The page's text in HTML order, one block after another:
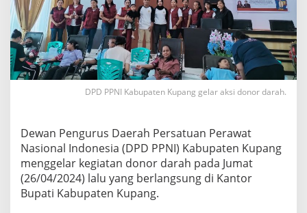
DPD PPNI Kabupaten Kupang gelar aksi donor darah.
Dewan Pengurus Daerah Persatuan Perawat
Nasional Indonesia (DPD PPNI) Kabupaten Kupang
menggelar kegiatan donor darah pada Jumat
(26/04/2024) lalu yang berlangsung di Kantor
Bupati Kabupaten Kupang.